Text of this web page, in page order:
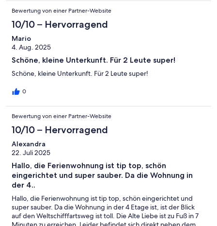
Bewertung von einer Partner-Website
10/10 – Hervorragend
Mario
4. Aug. 2025
Schöne, kleine Unterkunft. Für 2 Leute super!
Schöne, kleine Unterkunft. Für 2 Leute super!
0
Bewertung von einer Partner-Website
10/10 – Hervorragend
Alexandra
22. Juli 2025
Hallo, die Ferienwohnung ist tip top, schön
eingerichtet und super sauber. Da die Wohnung in
der 4..
Hallo, die Ferienwohnung ist tip top, schön eingerichtet und
super sauber. Da die Wohnung in der 4 Etage ist, ist der Blick
auf den Weltschifffartsweg ist toll. Die Alte Liebe ist zu Fuß in 7